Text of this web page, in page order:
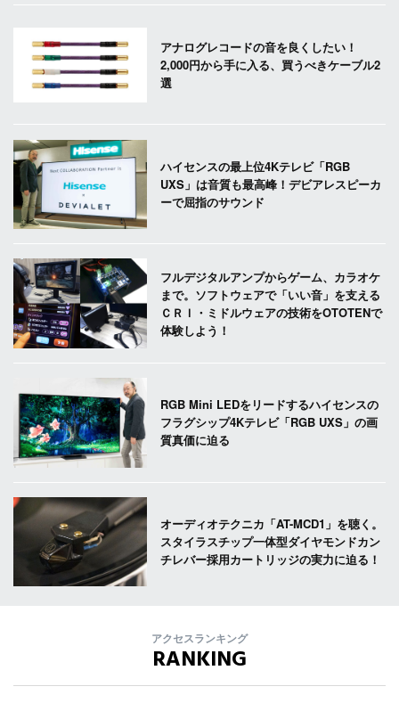
アナログレコードの音を良くしたい！
2,000円から手に入る、買うべきケーブル2
選
ハイセンスの最上位4Kテレビ「RGB
UXS」は音質も最高峰！デビアレスピーカ
ーで屈指のサウンド
フルデジタルアンプからゲーム、カラオケ
まで。ソフトウェアで「いい音」を支える
ＣＲＩ・ミドルウェアの技術をOTOTENで
体験しよう！
RGB Mini LEDをリードするハイセンスの
フラグシップ4Kテレビ「RGB UXS」の画
質真価に迫る
オーディオテクニカ「AT-MCD1」を聴く。
スタイラスチップ一体型ダイヤモンドカン
チレバー採用カートリッジの実力に迫る！
アクセスランキング
RANKING